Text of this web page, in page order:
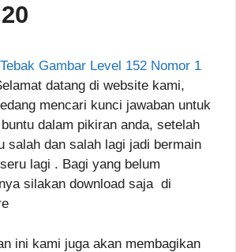
Gambar Level 152 Nomor 1
datang di website kami,
mencari kunci jawaban untuk
dalam pikiran anda, setelah
salah dan salah lagi jadi bermain
lagi . Bagi yang belum
silakan download saja di
ini kami juga akan membagikan